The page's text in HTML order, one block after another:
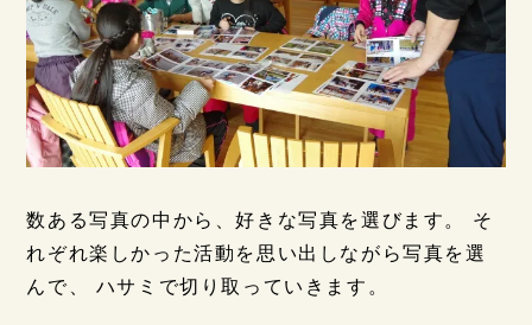
数ある写真の中から、好きな写真を選びます。 そ
れぞれ楽しかった活動を思い出しながら写真を選
んで、 ハサミで切り取っていきます。